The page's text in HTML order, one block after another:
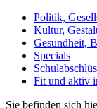
Politik,
Kultur,
Gesundheit,
Specials
Fit und aktiv
Sie befinden sich